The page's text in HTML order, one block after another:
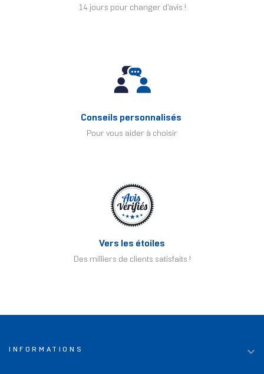
14 jours pour changer d'avis !
Conseils personnalisés
Pour vous aider à choisir
Vers les étoiles
Des milliers de clients satisfaits !
INFORMATIONS 